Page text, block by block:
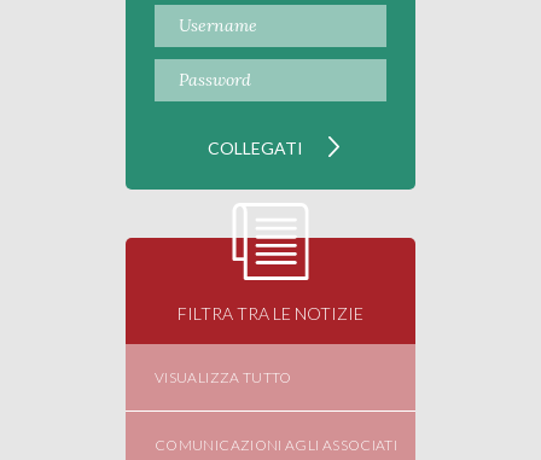
FILTRA TRA LE NOTIZIE
VISUALIZZA TUTTO
COMUNICAZIONI AGLI ASSOCIATI